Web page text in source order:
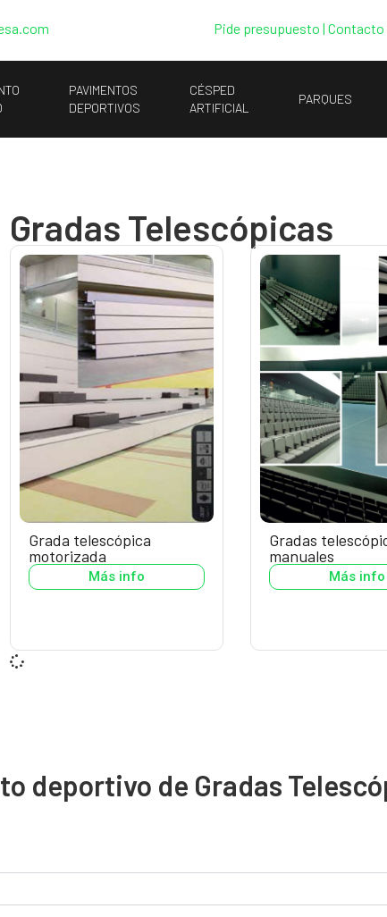
Pide presupuesto | Contacto
PAVIMENTOS
DEPORTIVOS
CÉSPED
ARTIFICIAL
PARQUES
Gradas Telescópicas
Grada telescópica
motorizada
Más info
Gradas
manuales
Más info
deportivo de Gradas